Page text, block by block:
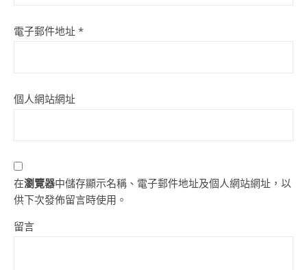
電子郵件地址 *
個人網站網址
在瀏覽器中儲存顯示名稱、電子郵件地址及個人網站網址，以
供下次發佈留言時使用。
留言